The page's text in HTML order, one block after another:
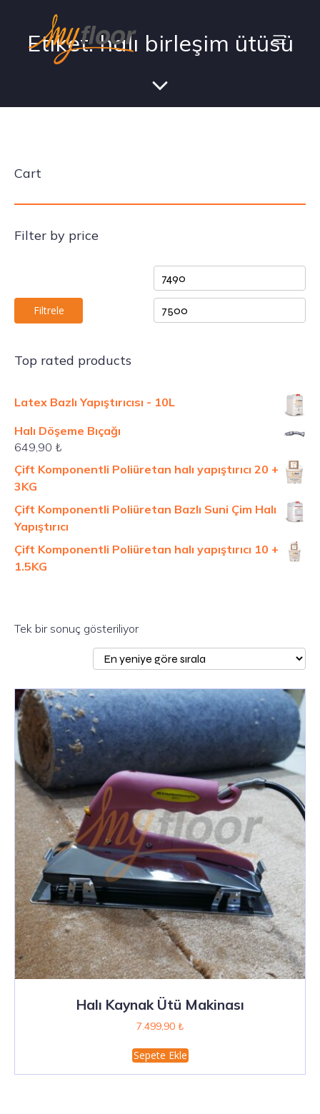
Etiket: halı birleşim ütüsü
Cart
Filter by price
Filtrele
Top rated products
Latex Bazlı Yapıştırıcısı - 10L
Halı Döşeme Bıçağı
649,90 ₺
Çift Komponentli Poliüretan halı yapıştırıcı 20 +
3KG
Çift Komponentli Poliüretan Bazlı Suni Çim Halı
Yapıştırıcı
Çift Komponentli Poliüretan halı yapıştırıcı 10 +
1.5KG
Tek bir sonuç gösteriliyor
Halı Kaynak Ütü Makinası
7.499,90 ₺
Sepete Ekle